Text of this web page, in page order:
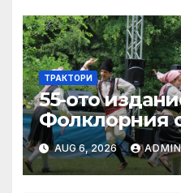
ТРАКТОРИ
55-ото
Фолклорния
„Златната
проведе на 8
на младежта
AUG 6, 2026 ADMIN